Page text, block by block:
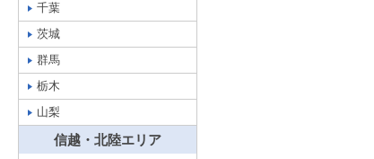
千葉
茨城
群馬
栃木
山梨
信越・北陸エリア